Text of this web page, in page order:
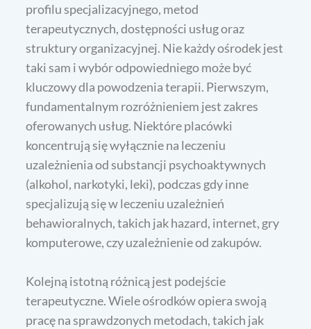
profilu specjalizacyjnego, metod
terapeutycznych, dostępności usług oraz
struktury organizacyjnej. Nie każdy ośrodek jest
taki sam i wybór odpowiedniego może być
kluczowy dla powodzenia terapii. Pierwszym,
fundamentalnym rozróżnieniem jest zakres
oferowanych usług. Niektóre placówki
koncentrują się wyłącznie na leczeniu
uzależnienia od substancji psychoaktywnych
(alkohol, narkotyki, leki), podczas gdy inne
specjalizują się w leczeniu uzależnień
behawioralnych, takich jak hazard, internet, gry
komputerowe, czy uzależnienie od zakupów.
Kolejną istotną różnicą jest podejście
terapeutyczne. Wiele ośrodków opiera swoją
pracę na sprawdzonych metodach, takich jak